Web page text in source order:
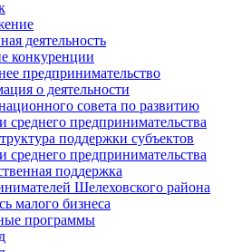
деятельность
конкуренции
предпринимательство
о деятельности
совета по развитию
среднего предпринимательства
поддержки субъектов
среднего предпринимательства
поддержка
Шелеховского района
малого бизнеса
программы